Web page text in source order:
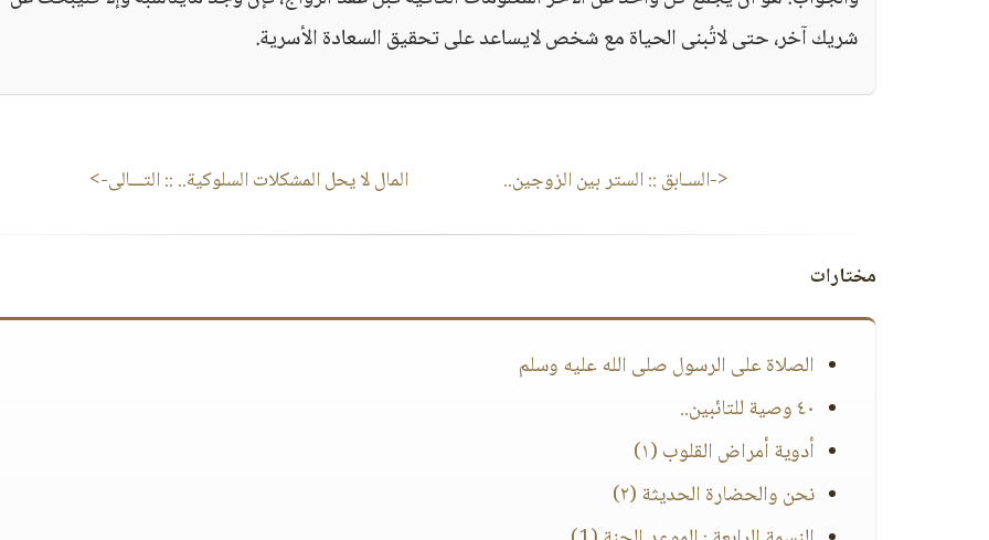
شريك آخر، حتى لاتُبنى الحياة مع شخص لايساعد على تحقيق السعادة الأسرية.
<-السـابق ::الستر بين الزوجين.. المال لا يحل المشكلات السلوكية.. :: التـــالى->
مختارات
الصلاة على الرسول صلى الله عليه وسلم
٤٠ وصية للتائبين..
أدوية أمراض القلوب (١)
نحن والحضارة الحديثة (٢)